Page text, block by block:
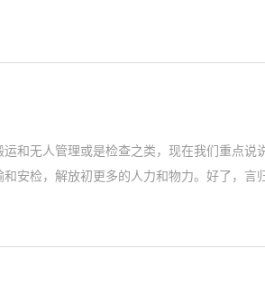
和无人管理或是检查之类，现在我们重点说
安检，解放初更多的人力和物力。好了，言